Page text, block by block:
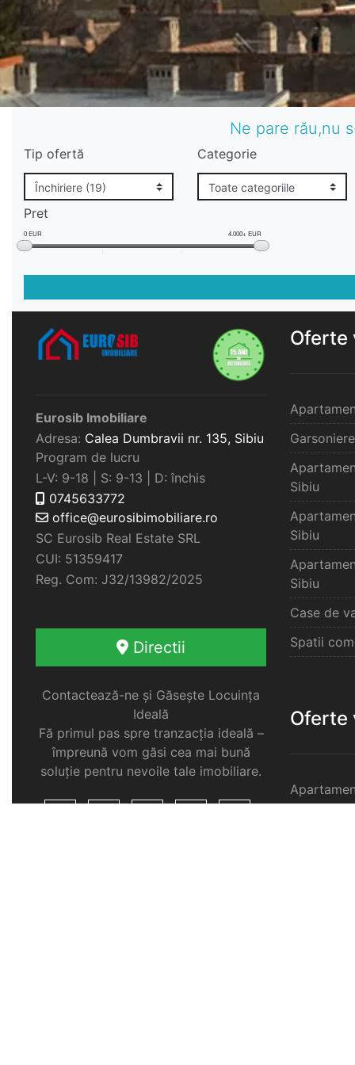
Ne pare rău,nu
Tip ofertă Categorie
Pret
0 EUR 4.000+ EUR
Eurosib Imobiliare
Adresa: Calea Dumbravii nr. 135, Sibiu
Program de lucru
L-V: 9-18 | S: 9-13 | D: închis
0745633772
office@eurosibimobiliare.ro
SC Eurosib Real Estate SRL
CUI: 51359417
Reg. Com: J32/13982/2025
Directii
Contactează-ne și Găsește Locuința
Ideală
Fă primul pas spre tranzacția ideală –
împreună vom găsi cea mai bună
soluție pentru nevoile tale imobiliare.
Oferte
Sibiu
Sibiu
Sibiu
Case de
Spatii
Oferte